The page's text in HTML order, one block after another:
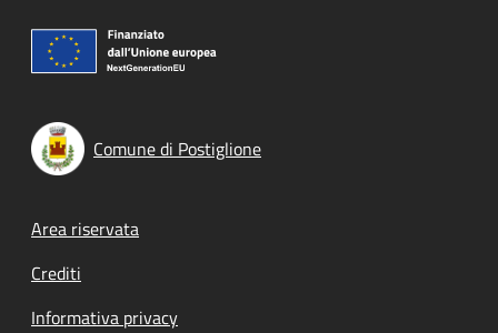
Comune di Postiglione
Footer menu
Area riservata
Crediti
Informativa privacy